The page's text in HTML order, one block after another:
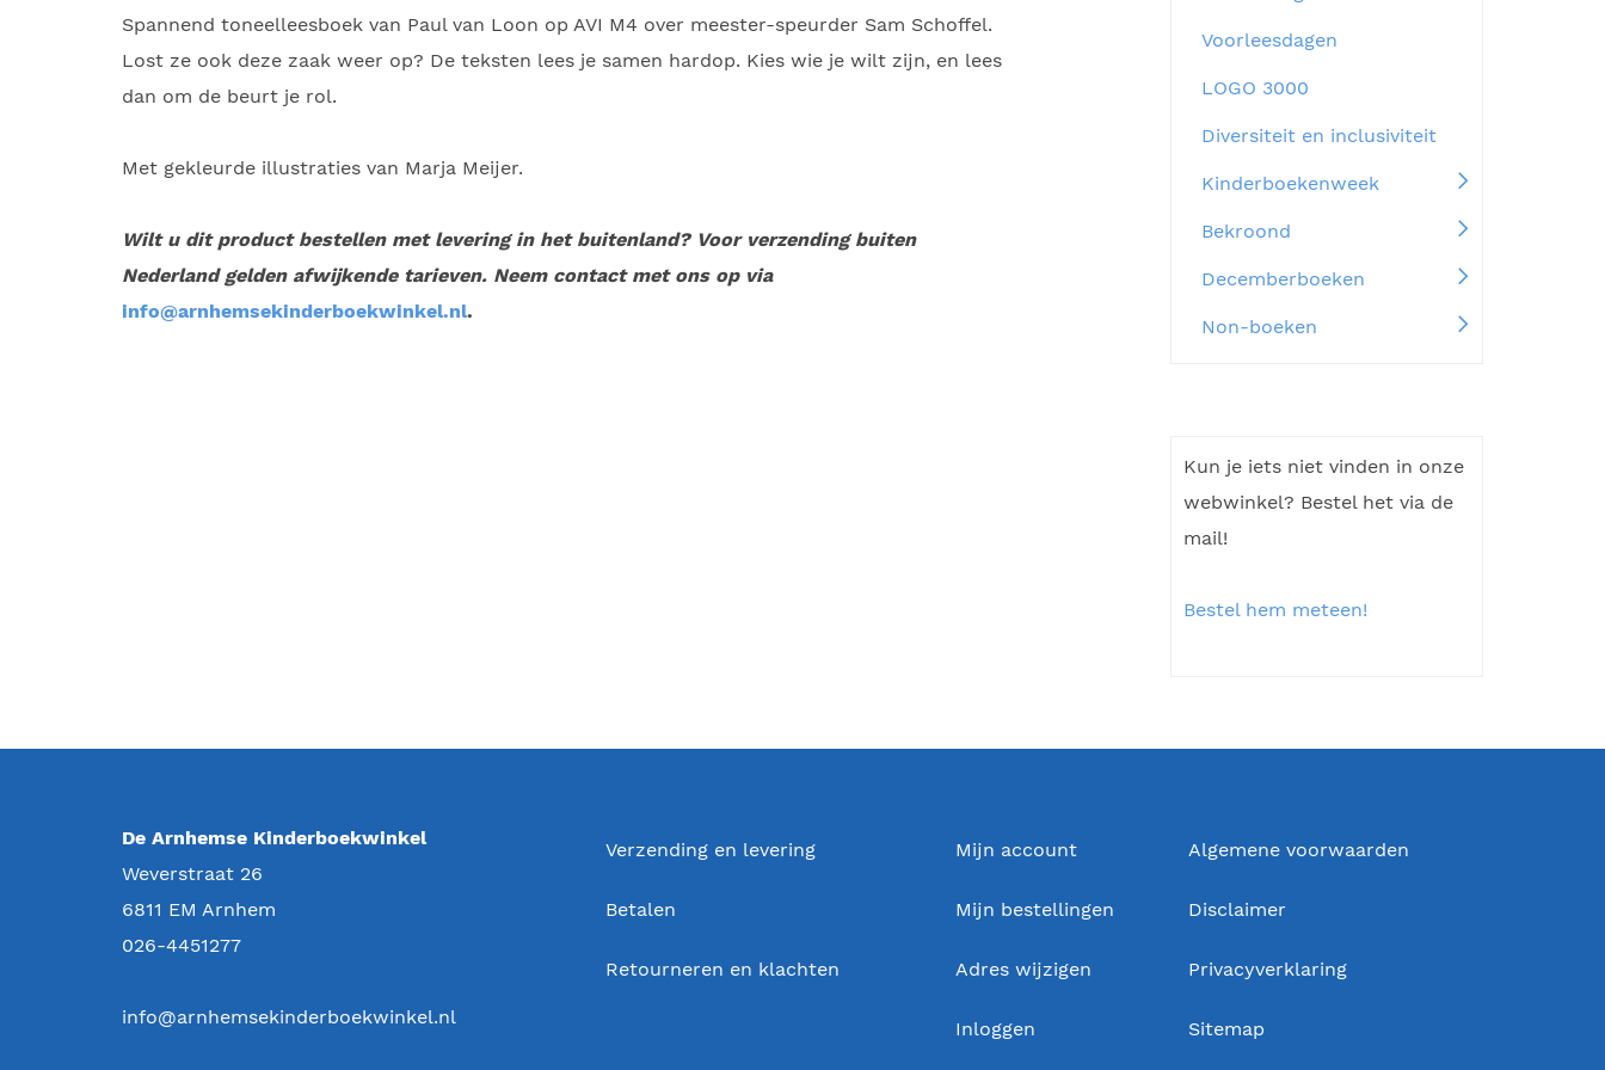
Spannend toneelleesboek van Paul van Loon op AVI M4 over meester-speurder Sam Schoffel.
Lost ze ook deze zaak weer op? De teksten lees je samen hardop. Kies wie je wilt zijn, en lees
dan om de beurt je rol.
Met gekleurde illustraties van Marja Meijer.
Wilt u dit product bestellen met levering in het buitenland? Voor verzending buiten
Nederland gelden afwijkende tarieven. Neem contact met ons op via
info@arnhemsekinderboekwinkel.nl.
Voorleesdagen
LOGO 3000
Diversiteit en inclusiviteit
Kinderboekenweek
Bekroond
Decemberboeken
Non-boeken
Kun je iets niet vinden in onze
webwinkel? Bestel het via de
mail!
Bestel hem meteen!
De Arnhemse Kinderboekwinkel
Weverstraat 26
6811 EM Arnhem
026-4451277
info@arnhemsekinderboekwinkel.nl
Verzending en levering
Betalen
Retourneren en klachten
Mijn account
Mijn bestellingen
Adres wijzigen
Inloggen
Algemene voorwaarden
Disclaimer
Privacyverklaring
Sitemap